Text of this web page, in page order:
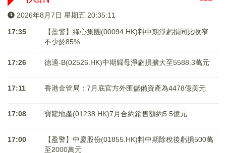
2026年8月7日 星期五 20:35:12
17:35
【盈警】綠心集團(00094.HK)料中期淨虧損同比收窄
不少於85%
17:26 德適-B(02526.HK)中期歸母淨虧損擴大至5588.3萬元
17:11 香港金管局：7月底官方外匯儲備資產為4478億美元
17:08 寶龍地產(01238.HK)7月合約銷售額約5.5億元
17:00
【盈警】中慶股份(01855.HK)料中期除稅後虧損500萬
至2000萬元